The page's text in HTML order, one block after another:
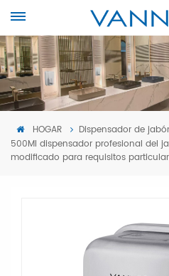
HOGAR
Dispensador de
500Ml dispensador profesional del
modificado para requisitos